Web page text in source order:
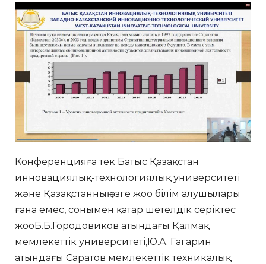
Конференцияға тек Батыс Қазақстан
инновациялық-технологиялық университеті
және Қазақстанның өзге жоо білім алушылары
ғана емес, сонымен қатар шетелдік серіктес
жооБ.Б.Городовиков атындағы Қалмақ
мемлекеттік университеті,Ю.А. Гагарин
атындағы Саратов мемлекеттік техникалық